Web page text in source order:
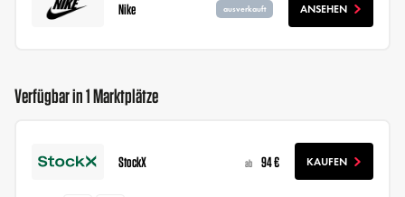
Nike ausverkauft ANSEHEN
Verfügbar in 1 Marktplätze
StockX ab 94 € KAUFEN